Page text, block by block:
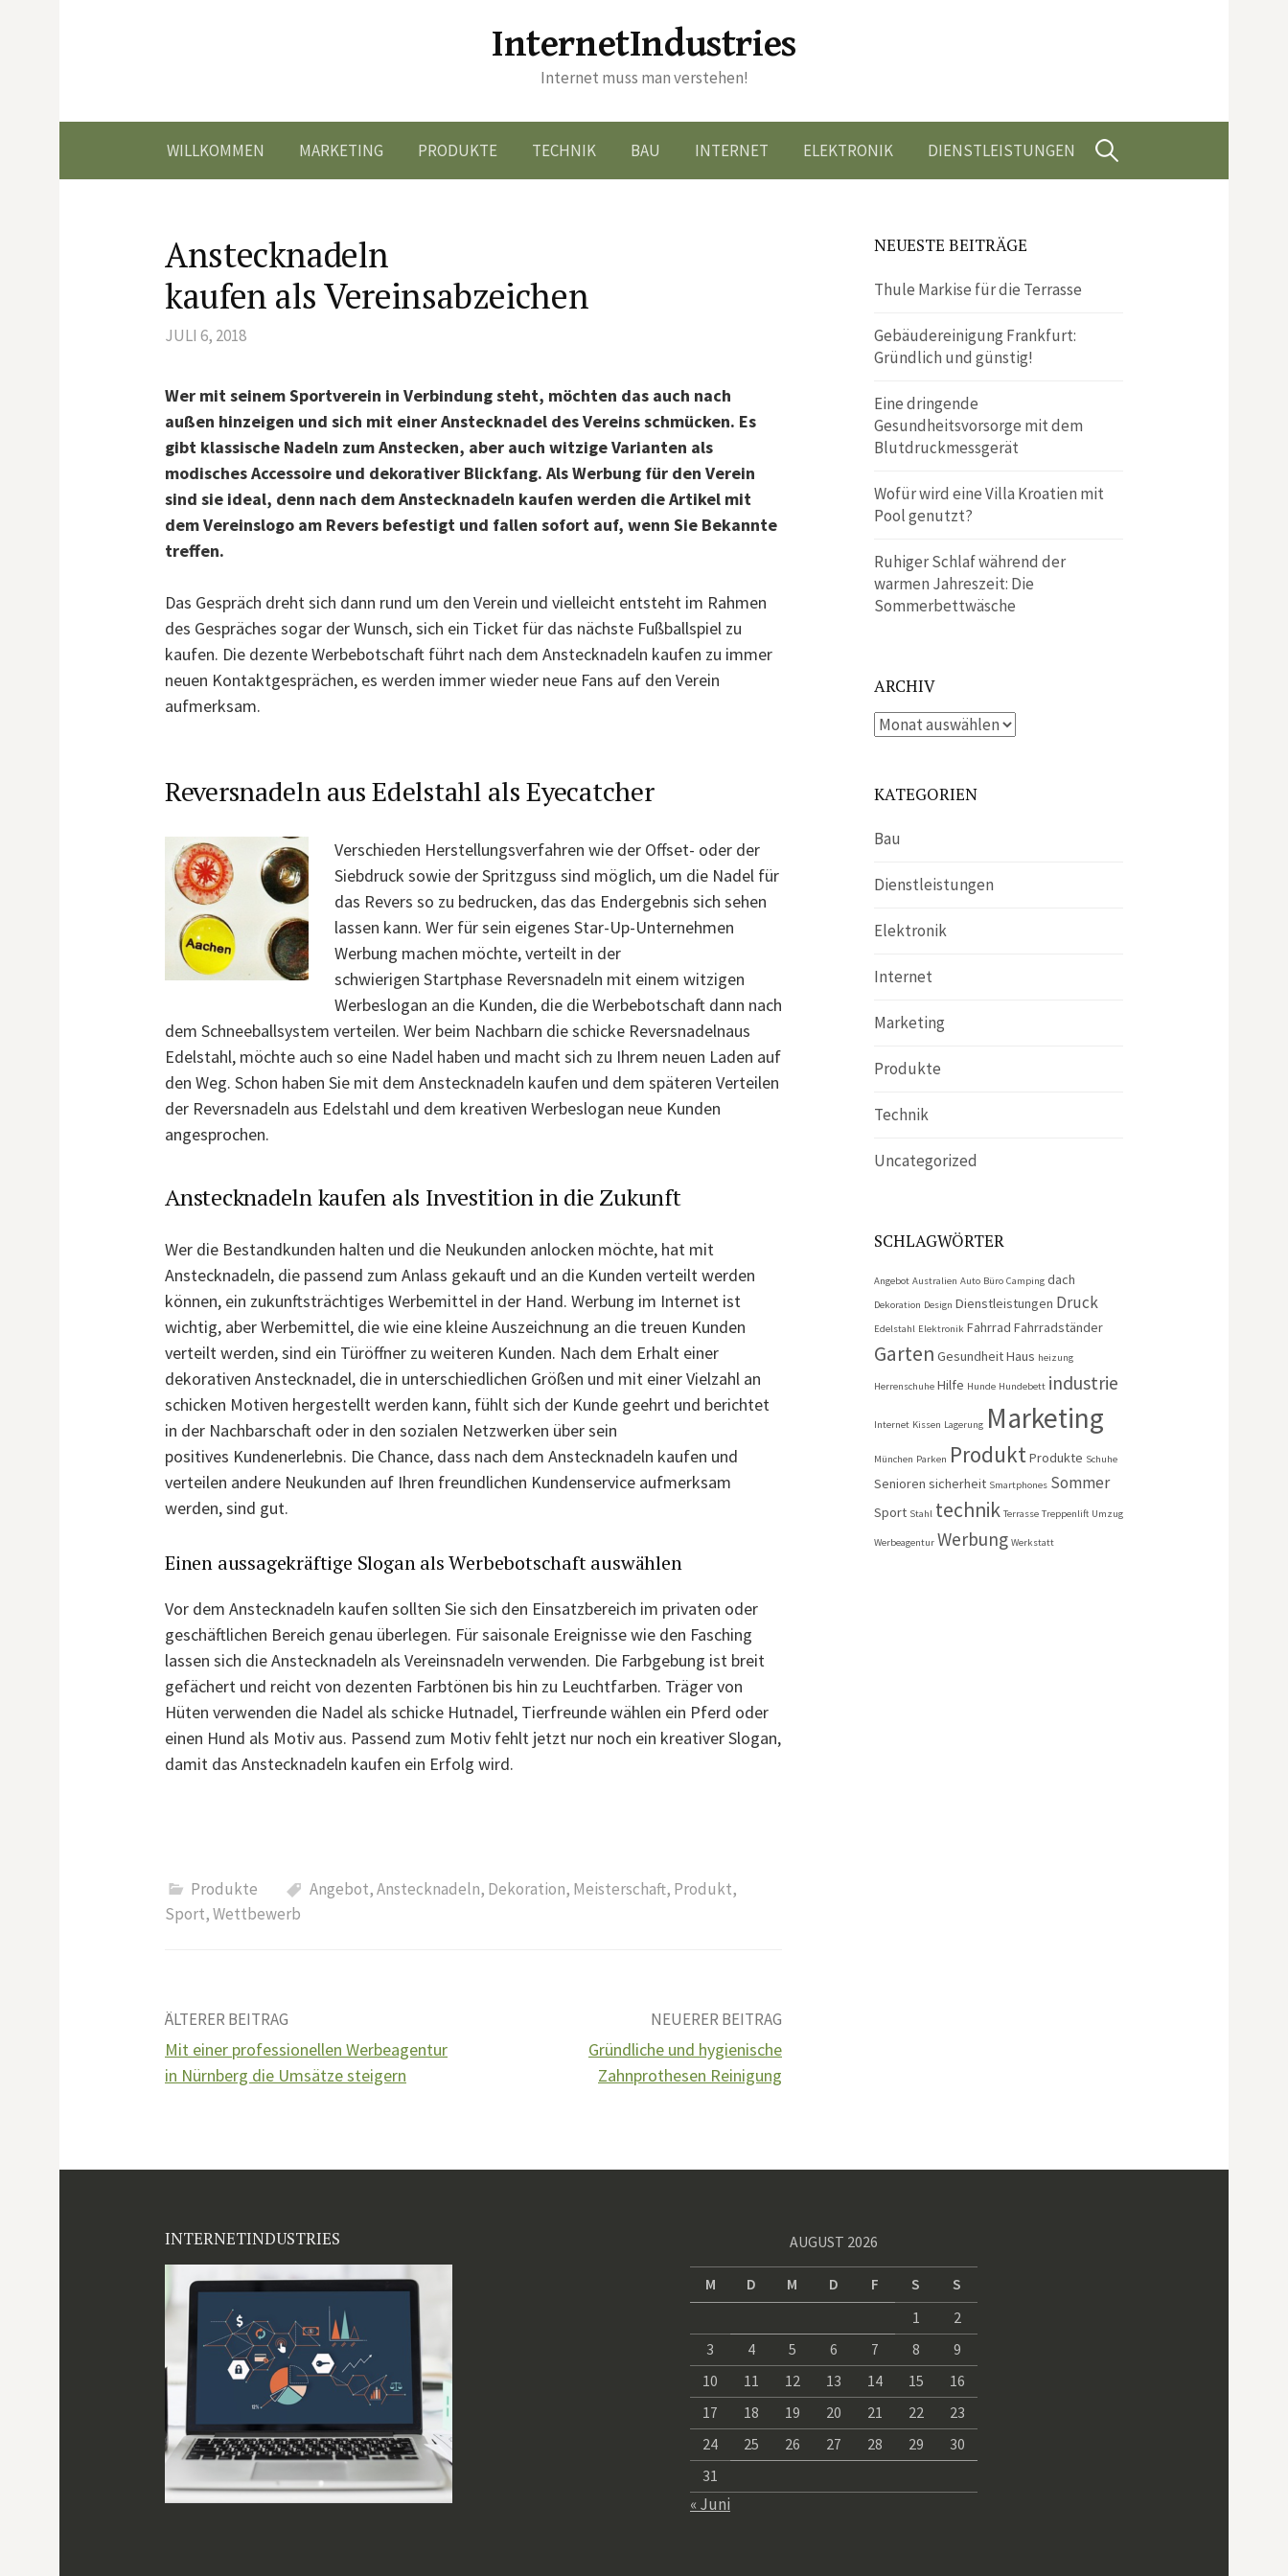
InternetIndustries
Internet muss man verstehen!
WILLKOMMEN MARKETING PRODUKTE TECHNIK BAU INTERNET ELEKTRONIK DIENSTLEISTUNGEN Suchen
Anstecknadeln
kaufen als Vereinsabzeichen
JULI 6, 2018
Wer mit seinem Sportverein in Verbindung steht, möchten das auch nach
außen hinzeigen und sich mit einer Anstecknadel des Vereins schmücken. Es
gibt klassische Nadeln zum Anstecken, aber auch witzige Varianten als
modisches Accessoire und dekorativer Blickfang. Als Werbung für den Verein
sind sie ideal, denn nach dem Anstecknadeln kaufen werden die Artikel mit
dem Vereinslogo am Revers befestigt und fallen sofort auf, wenn Sie Bekannte
treffen.
Das Gespräch dreht sich dann rund um den Verein und vielleicht entsteht im Rahmen
des Gespräches sogar der Wunsch, sich ein Ticket für das nächste Fußballspiel zu
kaufen. Die dezente Werbebotschaft führt nach dem Anstecknadeln kaufen zu immer
neuen Kontaktgesprächen, es werden immer wieder neue Fans auf den Verein
aufmerksam.
Reversnadeln aus Edelstahl als Eyecatcher
Verschieden Herstellungsverfahren wie der Offset- oder der
Siebdruck sowie der Spritzguss sind möglich, um die Nadel für
das Revers so zu bedrucken, das das Endergebnis sich sehen
lassen kann. Wer für sein eigenes Star-Up-Unternehmen
Werbung machen möchte, verteilt in der
schwierigen Startphase Reversnadeln mit einem witzigen
Werbeslogan an die Kunden, die die Werbebotschaft dann nach
dem Schneeballsystem verteilen. Wer beim Nachbarn die schicke Reversnadelnaus
Edelstahl, möchte auch so eine Nadel haben und macht sich zu Ihrem neuen Laden auf
den Weg. Schon haben Sie mit dem Anstecknadeln kaufen und dem späteren Verteilen
der Reversnadeln aus Edelstahl und dem kreativen Werbeslogan neue Kunden
angesprochen.
Anstecknadeln kaufen als Investition in die Zukunft
Wer die Bestandkunden halten und die Neukunden anlocken möchte, hat mit
Anstecknadeln, die passend zum Anlass gekauft und an die Kunden verteilt werden
können, ein zukunftsträchtiges Werbemittel in der Hand. Werbung im Internet ist
wichtig, aber Werbemittel, die wie eine kleine Auszeichnung an die treuen Kunden
verteilt werden, sind ein Türöffner zu weiteren Kunden. Nach dem Erhalt einer
dekorativen Anstecknadel, die in unterschiedlichen Größen und mit einer Vielzahl an
schicken Motiven hergestellt werden kann, fühlt sich der Kunde geehrt und berichtet
in der Nachbarschaft oder in den sozialen Netzwerken über sein
positives Kundenerlebnis. Die Chance, dass nach dem Anstecknadeln kaufen und
verteilen andere Neukunden auf Ihren freundlichen Kundenservice aufmerksam
werden, sind gut.
Einen aussagekräftige Slogan als Werbebotschaft auswählen
Vor dem Anstecknadeln kaufen sollten Sie sich den Einsatzbereich im privaten oder
geschäftlichen Bereich genau überlegen. Für saisonale Ereignisse wie den Fasching
lassen sich die Anstecknadeln als Vereinsnadeln verwenden. Die Farbgebung ist breit
gefächert und reicht von dezenten Farbtönen bis hin zu Leuchtfarben. Träger von
Hüten verwenden die Nadel als schicke Hutnadel, Tierfreunde wählen ein Pferd oder
einen Hund als Motiv aus. Passend zum Motiv fehlt jetzt nur noch ein kreativer Slogan,
damit das Anstecknadeln kaufen ein Erfolg wird.
Produkte Angebot,Anstecknadeln, Dekoration, Meisterschaft, Produkt,
Sport,Wettbewerb
Beitrags-
Navigation
ÄLTERER BEITRAG
Mit einer professionellen Werbeagentur
in Nürnberg die Umsätze steigern
NEUERER BEITRAG
Gründliche und hygienische
Zahnprothesen Reinigung
NEUESTE BEITRÄGE
Thule Markise für die Terrasse
Gebäudereinigung Frankfurt:
Gründlich und günstig!
Eine dringende
Gesundheitsvorsorge mit dem
Blutdruckmessgerät
Wofür wird eine Villa Kroatien mit
Pool genutzt?
Ruhiger Schlaf während der
warmen Jahreszeit: Die
Sommerbettwäsche
ARCHIV
Archiv
KATEGORIEN
Bau
Dienstleistungen
Elektronik
Internet
Marketing
Produkte
Technik
Uncategorized
SCHLAGWÖRTER
Angebot Australien Auto Büro Camping dach
Dekoration Design Dienstleistungen Druck
Edelstahl Elektronik Fahrrad Fahrradständer
Garten GesundheitHaus heizung
Herrenschuhe Hilfe Hunde Hundebett industrie
Internet Kissen Lagerung Marketing
München Parken ProduktProdukte Schuhe
Senioren sicherheit Smartphones Sommer
Sport Stahl technik Terrasse Treppenlift Umzug
Werbeagentur Werbung Werkstatt
INTERNETINDUSTRIES AUGUST 2026
M D M D F S
S
1
2
3
4 5 6 7 8
9
10
11 12 13 14 15
16
17
18 19 20 21 22
23
24
25 26 27 28 29
30
31
« Juni